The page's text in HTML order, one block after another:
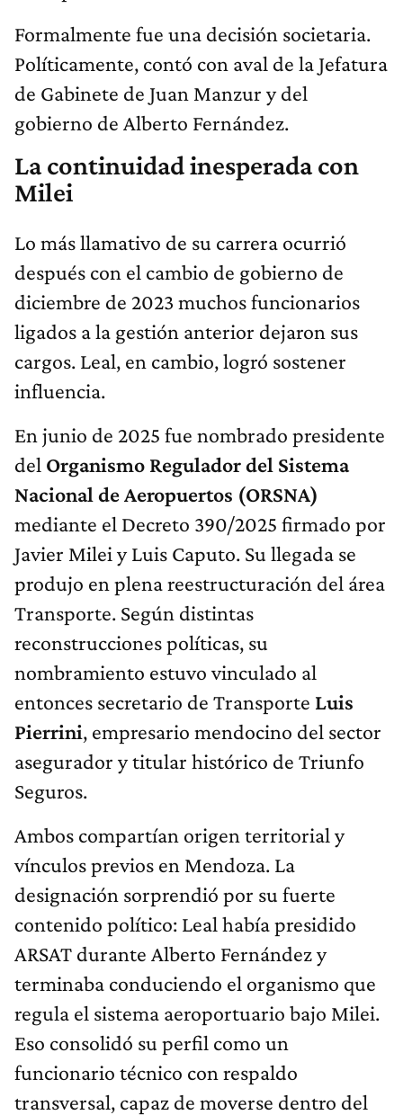
Formalmente fue una decisión societaria.
Políticamente, contó con aval de la Jefatura
de Gabinete de Juan Manzur y del
gobierno de Alberto Fernández.
La continuidad inesperada con
Milei
Lo más llamativo de su carrera ocurrió
después con el cambio de gobierno de
diciembre de 2023 muchos funcionarios
ligados a la gestión anterior dejaron sus
cargos. Leal, en cambio, logró sostener
influencia.
En junio de 2025 fue nombrado presidente
del Organismo Regulador del Sistema
Nacional de Aeropuertos (ORSNA)
mediante el Decreto 390/2025 firmado por
Javier Milei y Luis Caputo. Su llegada se
produjo en plena reestructuración del área
Transporte. Según distintas
reconstrucciones políticas, su
nombramiento estuvo vinculado al
entonces secretario de Transporte Luis
Pierrini, empresario mendocino del sector
asegurador y titular histórico de Triunfo
Seguros.
Ambos compartían origen territorial y
vínculos previos en Mendoza. La
designación sorprendió por su fuerte
contenido político: Leal había presidido
ARSAT durante Alberto Fernández y
terminaba conduciendo el organismo que
regula el sistema aeroportuario bajo Milei.
Eso consolidó su perfil como un
funcionario técnico con respaldo
transversal, capaz de moverse dentro del